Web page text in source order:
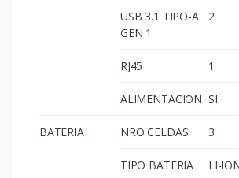
USB 3.1 TIPO-A
GEN 1
2
RJ45 1
ALIMENTACION SI
BATERIA NRO CELDAS 3
TIPO BATERIA LI-